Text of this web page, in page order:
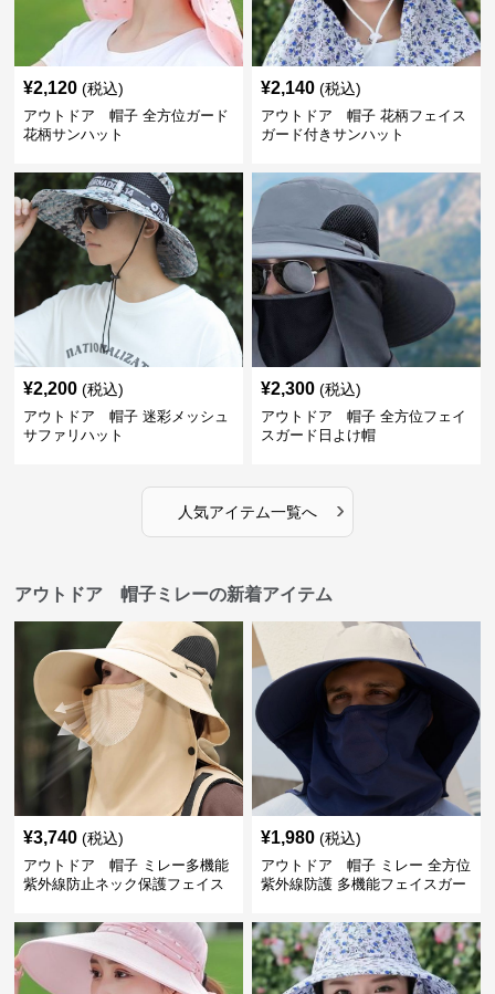
¥2,120 (税込)
アウトドア 帽子 全方位ガード
花柄サンハット
¥2,140 (税込)
アウトドア 帽子 花柄フェイス
ガード付きサンハット
¥2,200 (税込)
アウトドア 帽子 迷彩メッシュ
サファリハット
¥2,300 (税込)
アウトドア 帽子 全方位フェイ
スガード日よけ帽
人気アイテム一覧へ ›
アウトドア 帽子ミレーの新着アイテム
¥3,740 (税込)
アウトドア 帽子 ミレー多機能
紫外線防止ネック保護フェイス
¥1,980 (税込)
アウトドア 帽子 ミレー 全方位
紫外線防護 多機能フェイスガー